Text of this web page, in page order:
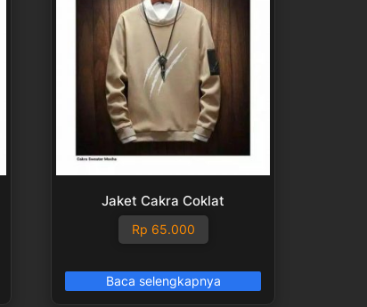
Jaket Cakra Coklat
Rp 65.000
Baca selengkapnya